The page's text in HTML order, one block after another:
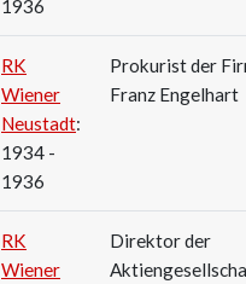
1936
RK
Wiener
Neustadt:
1934 -
1936
Prokurist der
Franz Engelhart
RK
Wiener
Direktor der